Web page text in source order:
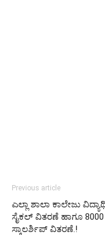
Previous article
ಎಲ್ಲಾ ಶಾಲಾ ಕಾಲೇಜು
ಸೈಕಲ್ ವಿತರಣೆ ಹಾಗೂ 8000
ಸ್ಕಾಲರ್ಶಿಪ್ ವಿತರಣೆ.!